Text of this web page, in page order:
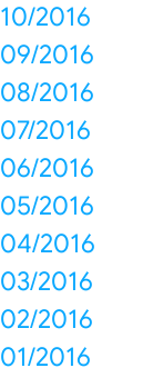
10/2016
09/2016
08/2016
07/2016
06/2016
05/2016
04/2016
03/2016
02/2016
01/2016